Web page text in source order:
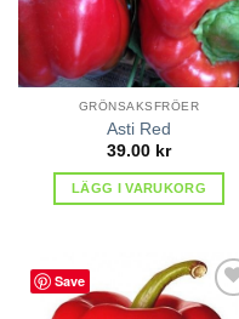
GRÖNSAKSFRÖER
Asti Red
39.00 kr
LÄGG I VARUKORG
Save
lägg till